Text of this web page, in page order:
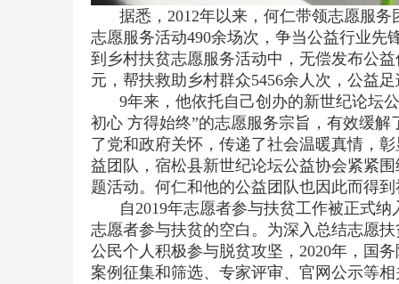
据悉，2012年以来，何仁带领志愿服
志愿服务活动490余场次，争当公益行业先
到乡村扶贫志愿服务活动中，无偿发布公
元，帮扶救助乡村群众5456余人次，公益
9年来，他依托自己创办的新世纪论坛
初心 方得始终”的志愿服务宗旨，有效缓
了党和政府关怀，传递了社会温暖真情，
益团队，宿松县新世纪论坛公益协会紧紧
题活动。何仁和他的公益团队也因此而得
自2019年志愿者参与扶贫工作被正式
志愿者参与扶贫的空白。为深入总结志愿
公民个人积极参与脱贫攻坚，2020年，国
案例征集和筛选、专家评审、官网公示等